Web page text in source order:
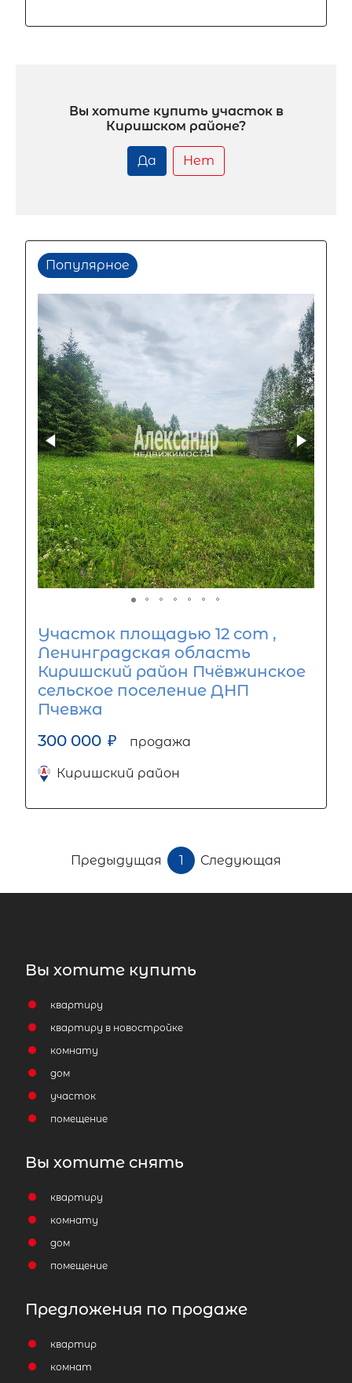
Вы хотите купить участок в
Киришском районе?
Да Нет
Популярное
Участок площадью 12 сот ,
Ленинградская область
Киришский район Пчёвжинское
сельское поселение ДНП
Пчевжа
300 000 ₽ продажа
Киришский район
Предыдущая 1 Следующая
Вы хотите купить
квартиру
квартиру в новостройке
комнату
дом
участок
помещение
Вы хотите снять
квартиру
комнату
дом
помещение
Предложения по продаже
квартир
комнат